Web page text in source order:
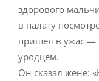
здорового
в палату
пришел в ужас —
уродцем.
Он сказал жене: